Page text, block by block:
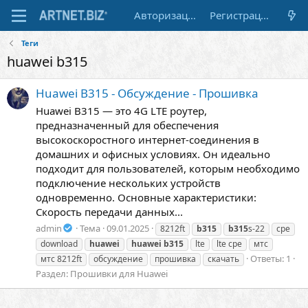
Авторизация Регистрация
Теги
huawei b315
Huawei B315 - Обсуждение - Прошивка
Huawei B315 — это 4G LTE роутер,
предназначенный для обеспечения
высокоскоростного интернет-соединения в
домашних и офисных условиях. Он идеально
подходит для пользователей, которым необходимо
подключение нескольких устройств
одновременно. Основные характеристики:
Скорость передачи данных...
admin Тема 09.01.2025 8212ft b315 b315s-22
cpe
download
huawei huawei b315 lte lte cpe
мтс
мтс 8212ft
обсуждение прошивка скачать
Ответы: 1
Раздел: Прошивки для Huawei